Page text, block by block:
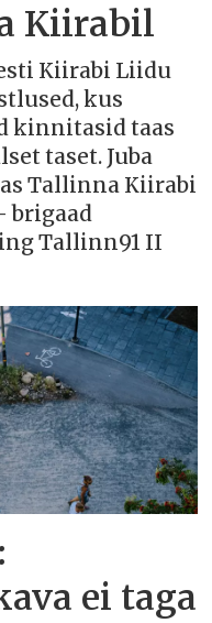
Kiirabil
Kiirabi Liidu
kus
kinnitasid taas
taset. Juba
Tallinna Kiirabi
brigaad
Tallinn91 II
ei taga